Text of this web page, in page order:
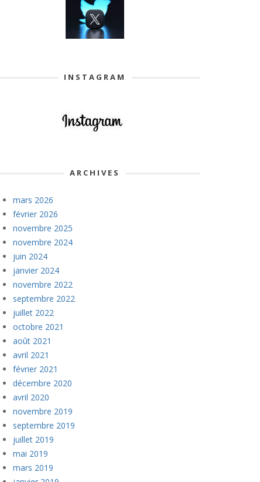
INSTAGRAM
ARCHIVES
mars 2026
février 2026
novembre 2025
novembre 2024
juin 2024
janvier 2024
novembre 2022
septembre 2022
juillet 2022
octobre 2021
août 2021
avril 2021
février 2021
décembre 2020
avril 2020
novembre 2019
septembre 2019
juillet 2019
mai 2019
mars 2019